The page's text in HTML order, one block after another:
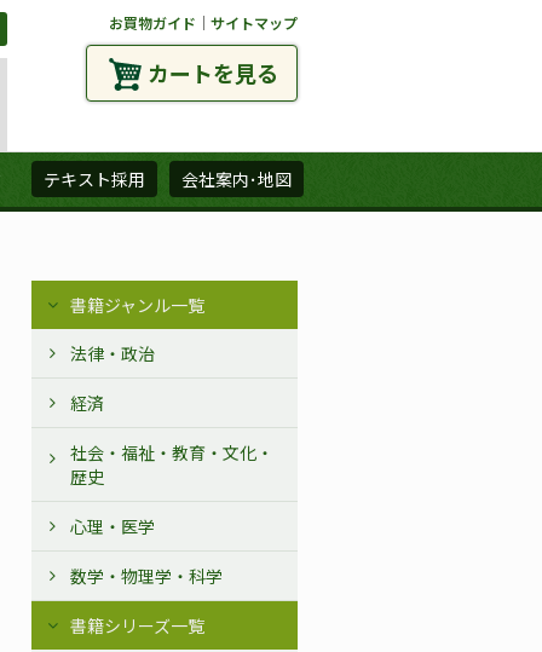
お買物ガイド ｜ サイトマップ
カートを見る
テキスト採用 会社案内･地図
書籍ジャンル一覧
法律・政治
経済
社会・福祉・教育・文化・
歴史
心理・医学
数学・物理学・科学
書籍シリーズ一覧